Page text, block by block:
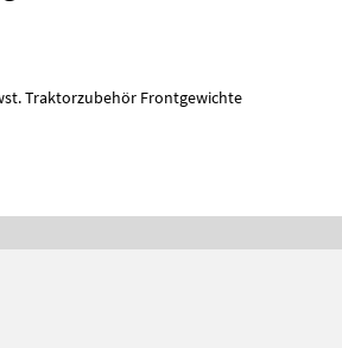
Traktorzubehör Frontgewichte